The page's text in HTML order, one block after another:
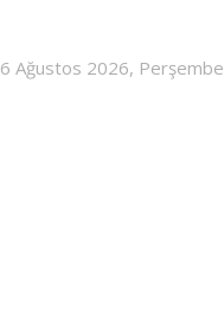
6 Ağustos 2026, Perşembe